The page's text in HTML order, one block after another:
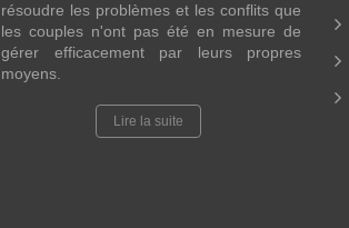
résoudre les problèmes et les conflits que
les couples n'ont pas été en mesure de
gérer efficacement par leurs propres
moyens.
Lire la suite